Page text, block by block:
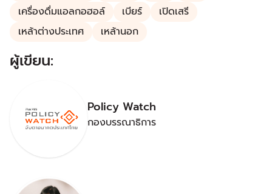
เครื่องดื่มแอลกอฮอล์
เบียร์
เปิดเสรี
เหล้าต่างประเทศ
เหล้านอก
ผู้เขียน:
Policy Watch
กองบรรณาธิการ